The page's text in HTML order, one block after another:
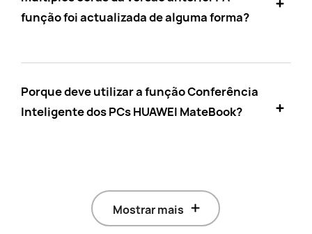
função foi actualizada de alguma forma?
Porque deve utilizar a função Conferência
Inteligente dos PCs HUAWEI MateBook?
Mostrar mais